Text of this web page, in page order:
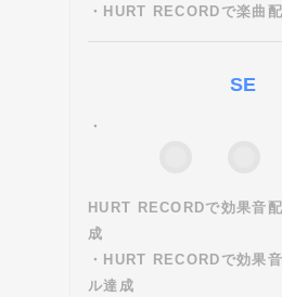
・HURT RECORDで楽曲
SE
・
HURT RECORDで効果音
成
・HURT RECORDで効果
ル達成